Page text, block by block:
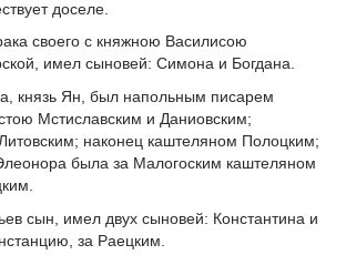
доселе.
своего с княжною Василисою
имел сыновей: Симона и Богдана.
князь Ян, был напольным писарем
Мстиславским и Даниовским;
наконец каштеляном Полоцким;
была за Малогоским каштеляном
сын, имел двух сыновей: Константина и
за Раецким.